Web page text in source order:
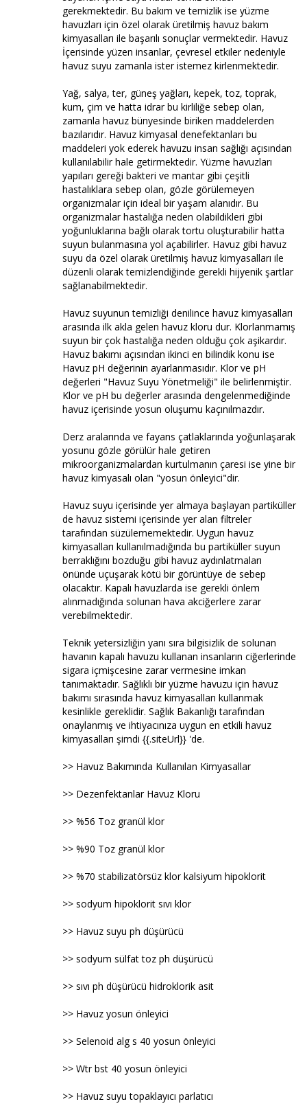
gerekmektedir. Bu bakım ve temizlik ise yüzme
havuzları için özel olarak üretilmiş havuz bakım
kimyasalları ile başarılı sonuçlar vermektedir. Havuz
İçerisinde yüzen insanlar, çevresel etkiler nedeniyle
havuz suyu zamanla ister istemez kirlenmektedir.
Yağ, salya, ter, güneş yağları, kepek, toz, toprak,
kum, çim ve hatta idrar bu kirliliğe sebep olan,
zamanla havuz bünyesinde biriken maddelerden
bazılarıdır. Havuz kimyasal denefektanları bu
maddeleri yok ederek havuzu insan sağlığı açısından
kullanılabilir hale getirmektedir. Yüzme havuzları
yapıları gereği bakteri ve mantar gibi çeşitli
hastalıklara sebep olan, gözle görülemeyen
organizmalar için ideal bir yaşam alanıdır. Bu
organizmalar hastalığa neden olabildikleri gibi
yoğunluklarına bağlı olarak tortu oluşturabilir hatta
suyun bulanmasına yol açabilirler. Havuz gibi havuz
suyu da özel olarak üretilmiş havuz kimyasalları ile
düzenli olarak temizlendiğinde gerekli hijyenik şartlar
sağlanabilmektedir.
Havuz suyunun temizliği denilince havuz kimyasalları
arasında ilk akla gelen havuz kloru dur. Klorlanmamış
suyun bir çok hastalığa neden olduğu çok aşikardır.
Havuz bakımı açısından ikinci en bilindik konu ise
Havuz pH değerinin ayarlanmasıdır. Klor ve pH
değerleri "Havuz Suyu Yönetmeliği" ile belirlenmiştir.
Klor ve pH bu değerler arasında dengelenmediğinde
havuz içerisinde yosun oluşumu kaçınılmazdır.
Derz aralarında ve fayans çatlaklarında yoğunlaşarak
yosunu gözle görülür hale getiren
mikroorganizmalardan kurtulmanın çaresi ise yine bir
havuz kimyasalı olan "yosun önleyici"dir.
Havuz suyu içerisinde yer almaya başlayan partiküller
de havuz sistemi içerisinde yer alan filtreler
tarafından süzülememektedir. Uygun havuz
kimyasalları kullanılmadığında bu partiküller suyun
berraklığını bozduğu gibi havuz aydınlatmaları
önünde uçuşarak kötü bir görüntüye de sebep
olacaktır. Kapalı havuzlarda ise gerekli önlem
alınmadığında solunan hava akciğerlere zarar
verebilmektedir.
Teknik yetersizliğin yanı sıra bilgisizlik de solunan
havanın kapalı havuzu kullanan insanların ciğerlerinde
sigara içmişcesine zarar vermesine imkan
tanımaktadır. Sağlıklı bir yüzme havuzu için havuz
bakımı sırasında havuz kimyasalları kullanmak
kesinlikle gereklidir. Sağlık Bakanlığı tarafından
onaylanmış ve ihtiyacınıza uygun en etkili havuz
kimyasalları şimdi {{.siteUrl}} 'de.
>> Havuz Bakımında Kullanılan Kimyasallar
>> Dezenfektanlar Havuz Kloru
>> %56 Toz granül klor
>> %90 Toz granül klor
>> %70 stabilizatörsüz klor kalsiyum hipoklorit
>> sodyum hipoklorit sıvı klor
>> Havuz suyu ph düşürücü
>> sodyum sülfat toz ph düşürücü
>> sıvı ph düşürücü hidroklorik asit
>> Havuz yosun önleyici
>> Selenoid alg s 40 yosun önleyici
>> Wtr bst 40 yosun önleyici
>> Havuz suyu topaklayıcı parlatıcı